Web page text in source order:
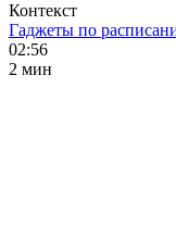
Контекст
Гаджеты по
02:56
2 мин